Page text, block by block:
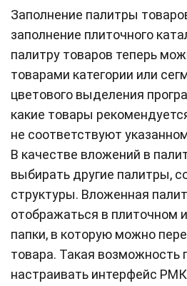
Заполнение палитры
заполнение плиточного
палитру товаров теперь
товарами категории или
цветового выделения
какие товары
не соответствуют
В качестве вложений в
выбирать другие палитры,
структуры. Вложенная
отображаться в плиточном
папки, в которую можно
товара. Такая возможность
настраивать интерфейс